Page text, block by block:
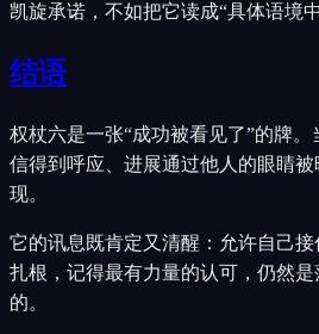
凯旋承诺，不如把它读成“具体语境
结语
权杖六是一张“成功被看见了”的牌
信得到呼应、进展通过他人的眼睛
现。
它的讯息既肯定又清醒：允许自己
扎根，记得最有力量的认可，仍然
的。